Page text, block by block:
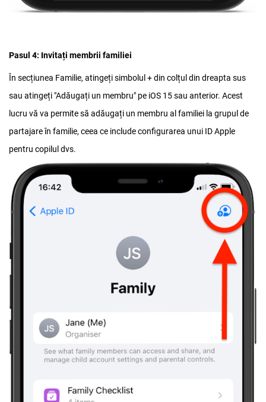
Pasul 4: Invitați membrii familiei
În secțiunea Familie, atingeți simbolul + din colțul din dreapta sus
sau atingeți "Adăugați un membru" pe iOS 15 sau anterior. Acest
lucru vă va permite să adăugați un membru al familiei la grupul de
partajare în familie, ceea ce include configurarea unui ID Apple
pentru copilul dvs.